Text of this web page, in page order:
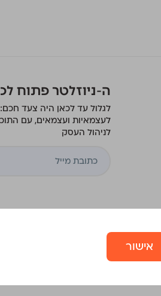
ה-ניוזלטר פתוח
לגלול עד לכאן היה צעד חכם:
לעצמאיות ועצמאים, עם
לניהול העסק
אישור